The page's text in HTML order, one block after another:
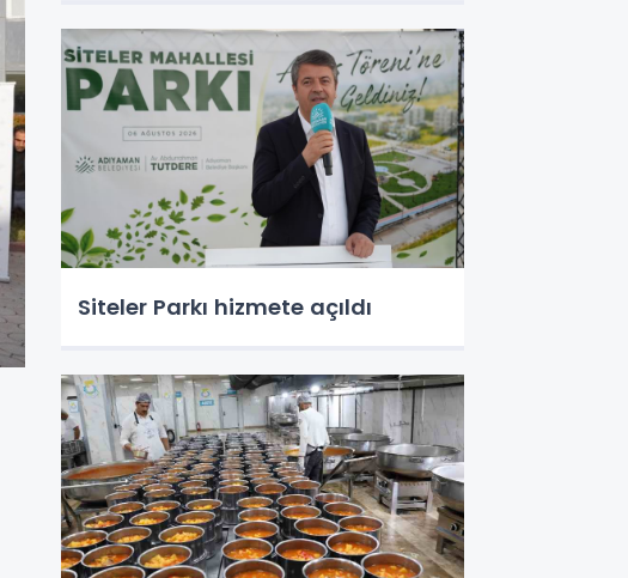
Siteler Parkı hizmete açıldı